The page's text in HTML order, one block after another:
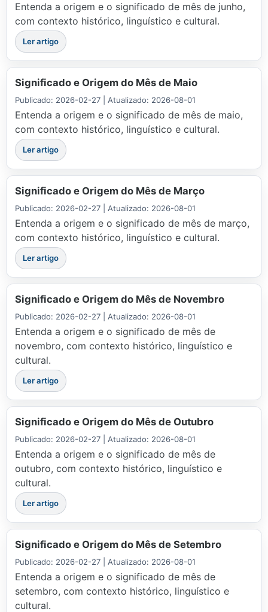
Entenda a origem e o significado de mês de junho,
com contexto histórico, linguístico e cultural.
Ler artigo
Significado e Origem do Mês de Maio
Publicado: 2026-02-27 | Atualizado: 2026-08-01
Entenda a origem e o significado de mês de maio,
com contexto histórico, linguístico e cultural.
Ler artigo
Significado e Origem do Mês de Março
Publicado: 2026-02-27 | Atualizado: 2026-08-01
Entenda a origem e o significado de mês de março,
com contexto histórico, linguístico e cultural.
Ler artigo
Significado e Origem do Mês de Novembro
Publicado: 2026-02-27 | Atualizado: 2026-08-01
Entenda a origem e o significado de mês de
novembro, com contexto histórico, linguístico e
cultural.
Ler artigo
Significado e Origem do Mês de Outubro
Publicado: 2026-02-27 | Atualizado: 2026-08-01
Entenda a origem e o significado de mês de
outubro, com contexto histórico, linguístico e
cultural.
Ler artigo
Significado e Origem do Mês de Setembro
Publicado: 2026-02-27 | Atualizado: 2026-08-01
Entenda a origem e o significado de mês de
setembro, com contexto histórico, linguístico e
cultural.